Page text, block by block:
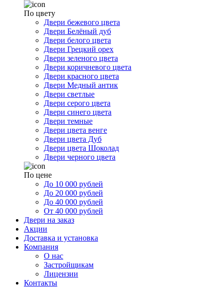
По цвету
Двери бежевого цвета
Двери Белёный дуб
Двери белого цвета
Двери Грецкий орех
Двери зеленого цвета
Двери коричневого цвета
Двери красного цвета
Двери Медный антик
Двери светлые
Двери серого цвета
Двери синего цвета
Двери темные
Двери цвета венге
Двери цвета Дуб
Двери цвета Шоколад
Двери черного цвета
По цене
До 10 000 рублей
До 20 000 рублей
До 40 000 рублей
От 40 000 рублей
Двери на заказ
Акции
Доставка и установка
Компания
О нас
Застройщикам
Лицензии
Контакты